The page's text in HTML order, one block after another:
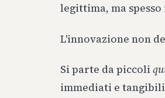
legittima, ma
L'innovazione non
Si parte da piccoli
immediati e